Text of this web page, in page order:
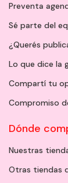
Preventa
Sé parte del
¿Querés
Lo que dice la
Compartí tu
Compromiso
Dónde
Nuestras
Otras tiendas